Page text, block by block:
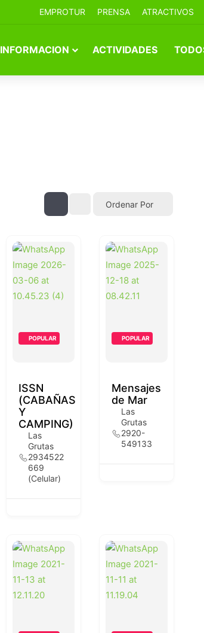
EMPROTUR PRENSA ATRACTIVOS
INFORMACION ACTIVIDADES
Ordenar Por
POPULAR
ISSN
(CABAÑAS
Y
CAMPING)
Las
Grutas
2934522
669
(Celular)
POPULAR
Mensajes
de Mar
Las
Grutas
2920-
549133